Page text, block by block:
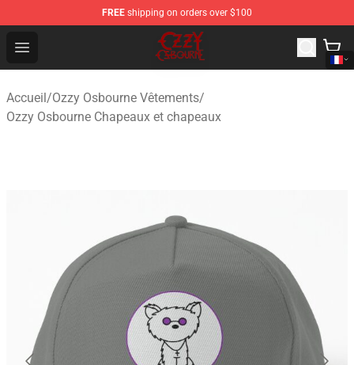
FREE shipping on orders over $100
Open menu
Ozzy Osbourne Store - Official Ozzy Osbourne
Accueil/Ozzy Osbourne Vêtements/
Ozzy Osbourne Chapeaux et chapeaux